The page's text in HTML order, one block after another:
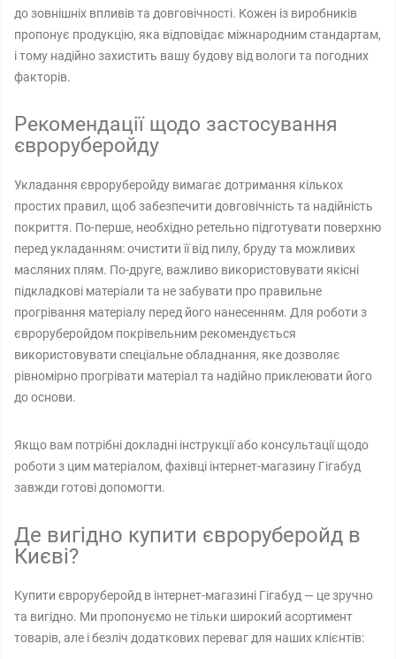
до зовнішніх впливів та довговічності. Кожен із виробників
пропонує продукцію, яка відповідає міжнародним стандартам,
і тому надійно захистить вашу будову від вологи та погодних
факторів.
Рекомендації щодо застосування
євроруберойду
Укладання євроруберойду вимагає дотримання кількох
простих правил, щоб забезпечити довговічність та надійність
покриття. По-перше, необхідно ретельно підготувати поверхню
перед укладанням: очистити її від пилу, бруду та можливих
масляних плям. По-друге, важливо використовувати якісні
підкладкові матеріали та не забувати про правильне
прогрівання матеріалу перед його нанесенням. Для роботи з
євроруберойдом покрівельним рекомендується
використовувати спеціальне обладнання, яке дозволяє
рівномірно прогрівати матеріал та надійно приклеювати його
до основи.
Якщо вам потрібні докладні інструкції або консультації щодо
роботи з цим матеріалом, фахівці інтернет-магазину Гігабуд
завжди готові допомогти.
Де вигідно купити євроруберойд в
Києві?
Купити євроруберойд в інтернет-магазині Гігабуд — це зручно
та вигідно. Ми пропонуємо не тільки широкий асортимент
товарів, але і безліч додаткових переваг для наших клієнтів: